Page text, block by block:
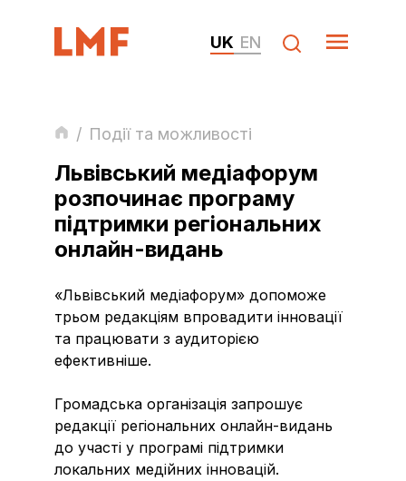
UK EN
/ Події та можливості
Львівський медіафорум
розпочинає програму
підтримки регіональних
онлайн-видань
«Львівський медіафорум» допоможе
трьом редакціям впровадити інновації
та працювати з аудиторією
ефективніше.
Громадська організація запрошує
редакції регіональних онлайн-видань
до участі у програмі підтримки
локальних медійних інновацій.